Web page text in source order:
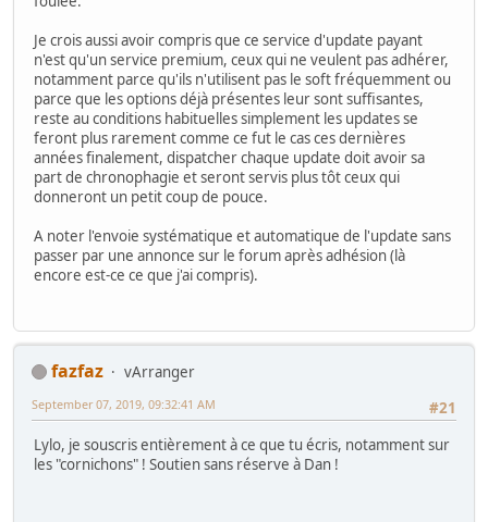
Je crois aussi avoir compris que ce service d'update payant
n'est qu'un service premium, ceux qui ne veulent pas adhérer,
notamment parce qu'ils n'utilisent pas le soft fréquemment ou
parce que les options déjà présentes leur sont suffisantes,
reste au conditions habituelles simplement les updates se
feront plus rarement comme ce fut le cas ces dernières
années finalement, dispatcher chaque update doit avoir sa
part de chronophagie et seront servis plus tôt ceux qui
donneront un petit coup de pouce.
A noter l'envoie systématique et automatique de l'update sans
passer par une annonce sur le forum après adhésion (là
encore est-ce ce que j'ai compris).
fazfaz
vArranger
#21
September 07, 2019, 09:32:41 AM
Lylo, je souscris entièrement à ce que tu écris, notamment sur
les "cornichons" ! Soutien sans réserve à Dan !